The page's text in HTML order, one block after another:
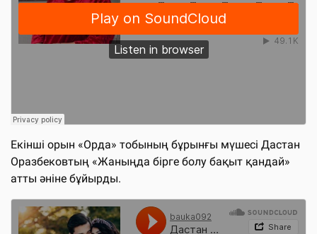
Екінші орын «Орда» тобының бұрынғы мүшесі Дастан
Оразбековтың «Жаныңда бірге болу бақыт қандай»
атты әніне бұйырды.